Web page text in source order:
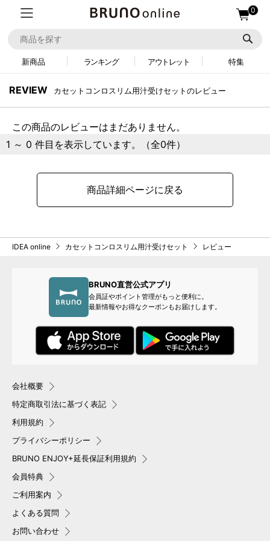
0
新商品 ランキング アウトレット 特集
REVIEW カセットコンロスリム用汁受けセットのレビュー
この商品のレビューはまだありません。
1 ～ 0 件目を表示しています。（全0件）
商品詳細ページに戻る
IDEA online カセットコンロスリム用汁受けセット レビュー
BRUNO直営公式アプリ
会員証やポイント管理がもっと便利に。
最新情報やお得なクーポンもお届けします。
会社概要
特定商取引法に基づく表記
利用規約
プライバシーポリシー
BRUNO ENJOY+延長保証利用規約
会員特典
ご利用案内
よくある質問
お問い合わせ